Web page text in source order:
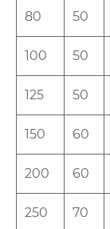
80 50
100 50
125 50
150 60
200 60
250 70